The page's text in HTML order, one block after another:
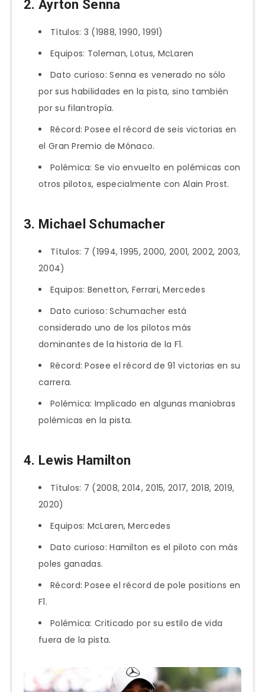
2. Ayrton Senna
Títulos: 3 (1988, 1990, 1991)
Equipos: Toleman, Lotus, McLaren
Dato curioso: Senna es venerado no sólo
por sus habilidades en la pista, sino también
por su filantropía.
Récord: Posee el récord de seis victorias en
el Gran Premio de Mónaco.
Polémica: Se vio envuelto en polémicas con
otros pilotos, especialmente con Alain Prost.
3. Michael Schumacher
Títulos: 7 (1994, 1995, 2000, 2001, 2002, 2003,
2004)
Equipos: Benetton, Ferrari, Mercedes
Dato curioso: Schumacher está
considerado uno de los pilotos más
dominantes de la historia de la F1.
Récord: Posee el récord de 91 victorias en su
carrera.
Polémica: Implicado en algunas maniobras
polémicas en la pista.
4. Lewis Hamilton
Títulos: 7 (2008, 2014, 2015, 2017, 2018, 2019,
2020)
Equipos: McLaren, Mercedes
Dato curioso: Hamilton es el piloto con más
poles ganadas.
Récord: Posee el récord de pole positions en
F1.
Polémica: Criticado por su estilo de vida
fuera de la pista.